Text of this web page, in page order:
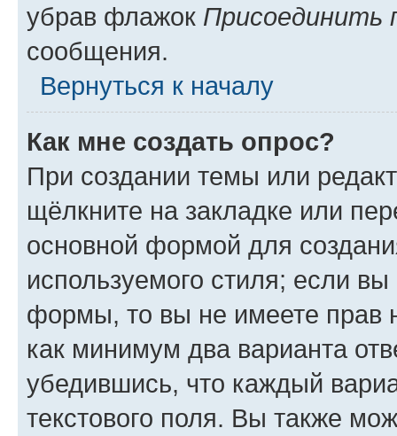
убрав флажок Присоединить
сообщения.
Вернуться к началу
Как мне создать опрос?
При создании темы или
щёлкните на закладке или
основной формой для
используемого стиля; если
формы, то вы не имеете прав
как минимум два варианта
убедившись, что каждый
текстового поля. Вы также